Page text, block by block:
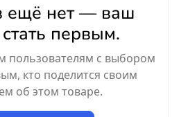
ещё нет — ваш
первым.
пользователям с выбором
кто поделится своим
об этом товаре.